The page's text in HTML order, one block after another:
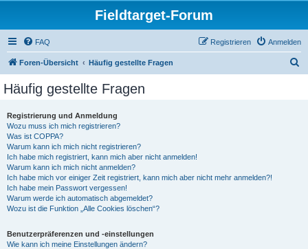
Fieldtarget-Forum
FAQ Anmelden
Registrieren
Foren-Übersicht Häufig gestellte Fragen
Häufig gestellte Fragen
Registrierung und Anmeldung
Wozu muss ich mich registrieren?
Was ist COPPA?
Warum kann ich mich nicht registrieren?
Ich habe mich registriert, kann mich aber nicht anmelden!
Warum kann ich mich nicht anmelden?
Ich habe mich vor einiger Zeit registriert, kann mich aber nicht mehr anmelden?!
Ich habe mein Passwort vergessen!
Warum werde ich automatisch abgemeldet?
Wozu ist die Funktion „Alle Cookies löschen“?
Benutzerpräferenzen und -einstellungen
Wie kann ich meine Einstellungen ändern?